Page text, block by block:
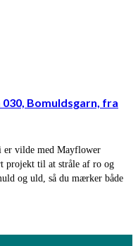
Bomuldsgarn, fra
er vilde med Mayflower
projekt til at stråle af ro og
og uld, så du mærker både